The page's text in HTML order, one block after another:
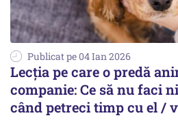
Publicat pe 04 Ian 2026
Lecția pe care o predă
companie: Ce să nu faci
când petreci timp cu el /